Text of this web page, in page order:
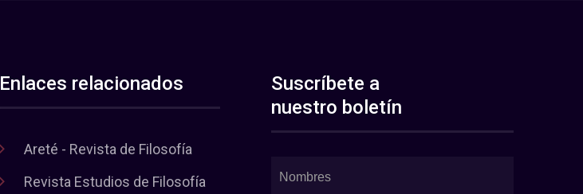
Enlaces relacionados
Areté - Revista de Filosofía
Revista Estudios de Filosofía
Suscríbete a
nuestro boletín